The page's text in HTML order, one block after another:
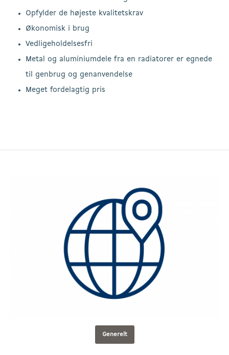
Opfylder de højeste kvalitetskrav
Økonomisk i brug
Vedligeholdelsesfri
Metal og aluminiumdele fra en radiatorer er egnede
til genbrug og genanvendelse
Meget fordelagtig pris
Generelt